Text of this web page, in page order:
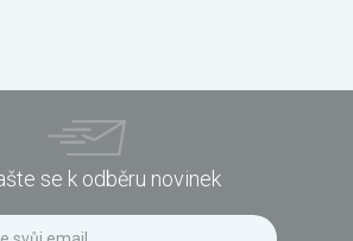
se k odběru novinek